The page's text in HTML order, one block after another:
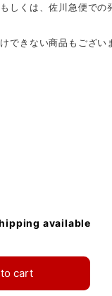
しくは、佐川急便での
できない商品もござい
available
cart